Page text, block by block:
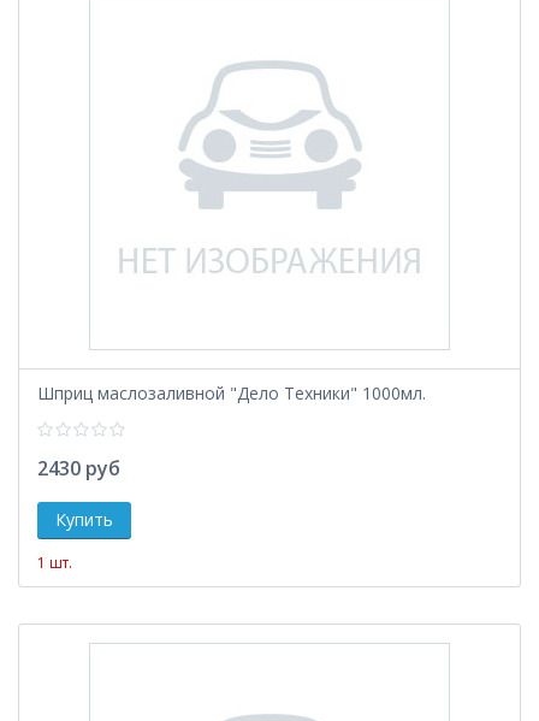
Шприц маслозаливной "Дело Техники" 1000мл.
2430 руб
1 шт.